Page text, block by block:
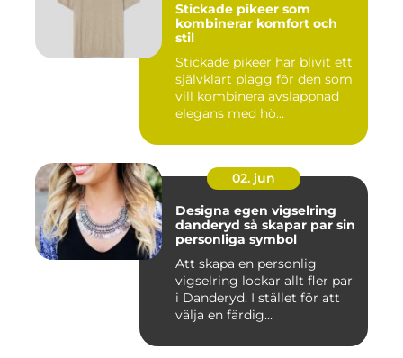
Stickade pikeer som
kombinerar komfort och
stil
Stickade pikeer har blivit ett
självklart plagg för den som
vill kombinera avslappnad
elegans med hö...
02. jun
Designa egen vigselring
danderyd så skapar par sin
personliga symbol
Att skapa en personlig
vigselring lockar allt fler par
i Danderyd. I stället för att
välja en färdig...